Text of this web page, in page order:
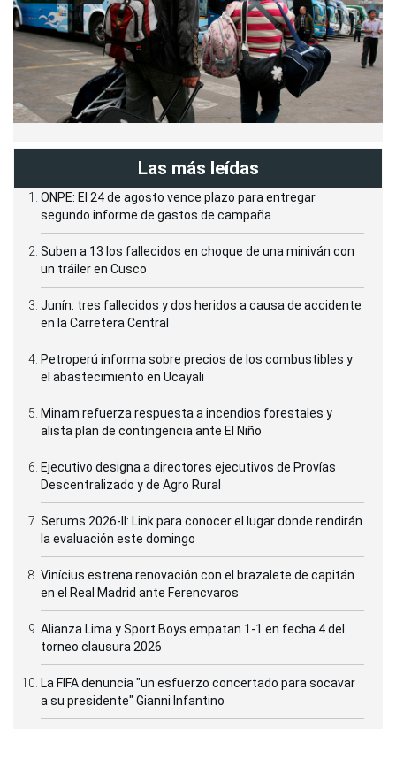
Las más leídas
ONPE: El 24 de agosto vence plazo para entregar
segundo informe de gastos de campaña
Suben a 13 los fallecidos en choque de una miniván con
un tráiler en Cusco
Junín: tres fallecidos y dos heridos a causa de accidente
en la Carretera Central
Petroperú informa sobre precios de los combustibles y
el abastecimiento en Ucayali
Minam refuerza respuesta a incendios forestales y
alista plan de contingencia ante El Niño
Ejecutivo designa a directores ejecutivos de Provías
Descentralizado y de Agro Rural
Serums 2026-II: Link para conocer el lugar donde rendirán
la evaluación este domingo
Vinícius estrena renovación con el brazalete de capitán
en el Real Madrid ante Ferencvaros
Alianza Lima y Sport Boys empatan 1-1 en fecha 4 del
torneo clausura 2026
La FIFA denuncia "un esfuerzo concertado para socavar
a su presidente" Gianni Infantino